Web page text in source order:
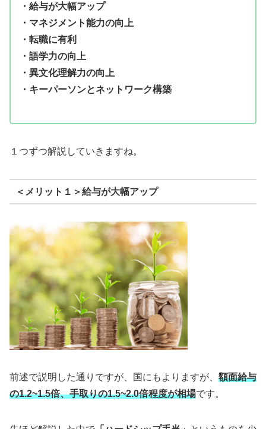
・給与が大幅アップ
・マネジメント能力の向上
・転職に有利
・語学力の向上
・異文化理解力の向上
・キーパーソンとネットワーク構築
１つずつ解説していきますね。
＜メリット１＞給与が大幅アップ
前述で説明した通りですが、国にもよりますが、 額面給与
の1.2~1.5倍、手取りの1.5~2.0倍程度が相場です。